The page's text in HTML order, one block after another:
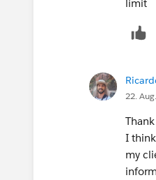
limit
22.
I
my